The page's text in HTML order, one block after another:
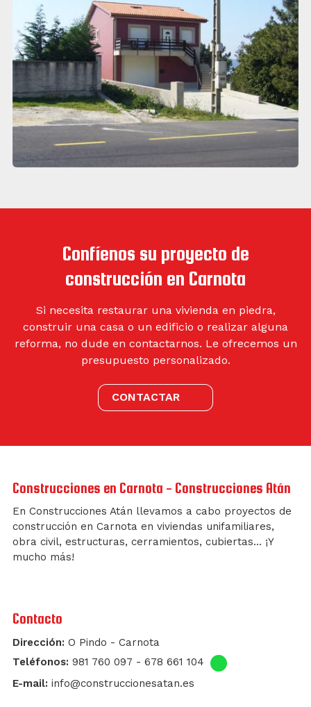
Confíenos su proyecto de
construcción en Carnota
Si necesita restaurar una vivienda en piedra,
construir una casa o un edificio o realizar alguna
reforma, no dude en contactarnos. Le ofrecemos un
presupuesto personalizado.
CONTACTAR
Construcciones en Carnota - Construcciones Atán
En Construcciones Atán llevamos a cabo proyectos de
construcción en Carnota en viviendas unifamiliares,
obra civil, estructuras, cerramientos, cubiertas... ¡Y
mucho más!
Contacto
Dirección: O Pindo - Carnota
Teléfonos: 981 760 097 - 678 661 104
E-mail: info@construccionesatan.es